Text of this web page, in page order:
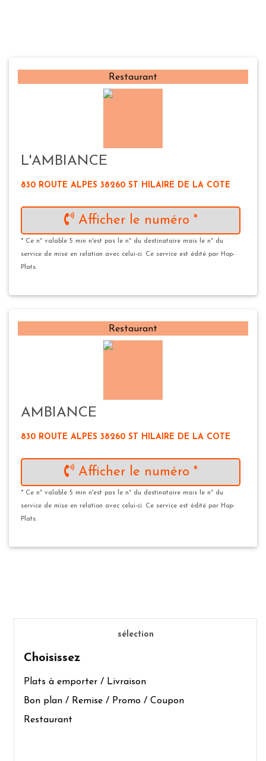
Restaurant
L'AMBIANCE
830 ROUTE ALPES 38260 ST HILAIRE DE LA COTE
Afficher le numéro *
* Ce n° valable 5 min n'est pas le n° du destinataire mais le n° du
service de mise en relation avec celui-ci. Ce service est édité par Hop-
Plats.
Restaurant
AMBIANCE
830 ROUTE ALPES 38260 ST HILAIRE DE LA COTE
Afficher le numéro *
* Ce n° valable 5 min n'est pas le n° du destinataire mais le n° du
service de mise en relation avec celui-ci. Ce service est édité par Hop-
Plats.
sélection
Choisissez
Plats à emporter / Livraison
Bon plan / Remise / Promo / Coupon
Restaurant